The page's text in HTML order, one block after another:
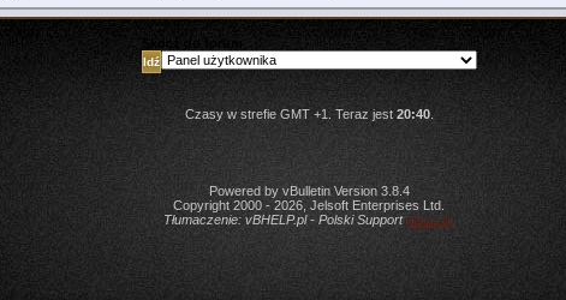
Skocz do forum
Czasy w strefie GMT +1. Teraz jest20:40.
Powered by vBulletin Version 3.8.4
Copyright 2000 - 2026, Jelsoft Enterprises Ltd.
Tłumaczenie: vBHELP.pl - Polski Support vBulletin